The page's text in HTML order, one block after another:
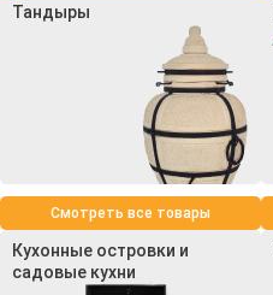
Тандыры
Смотреть все товары
Кухонные островки и
садовые кухни